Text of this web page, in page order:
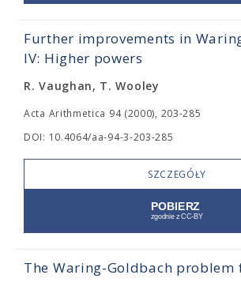
Further improvements in
IV: Higher powers
R. Vaughan, T. Wooley
Acta Arithmetica 94 (2000), 203-285
DOI: 10.4064/aa-94-3-203-285
SZCZEGÓŁY
The Waring-Goldbach problem